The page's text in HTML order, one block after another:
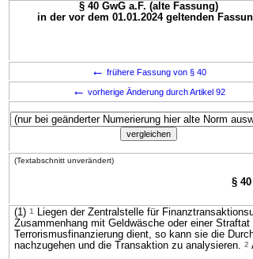
§ 40 GwG a.F. (alte Fassung)
in der vor dem 01.01.2024 geltenden
← frühere Fassung von § 40
← vorherige Änderung durch Artikel 92
(Textabschnitt unverändert)
§
(1) 1
Liegen der Zentralstelle für
Zusammenhang mit Geldwäsche oder einer
Terrorismusfinanzierung dient, so kann sie die
nachzugehen und die Transaktion zu analysieren. 2